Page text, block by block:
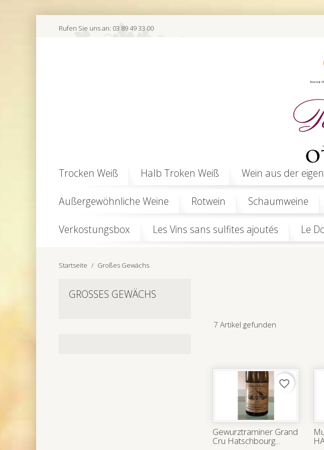
Rufen Sie uns an: 03 89 49 33 00
Trocken Weiß Halb Troken Weiß Wein aus der
Außergewöhnliche Weine Rotwein Schaumweine
Verkostungsbox Les Vins sans sulfites ajoutés Le
Startseite Großes Gewächs
GROSSES GEWÄCHS
7 Artikel gefunden
Gewurztraminer Grand
Cru Hatschbourg...
favorite_border